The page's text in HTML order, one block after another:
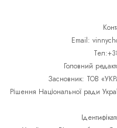
Email:
Головний
Засновник: ТОВ
Рішення Національної ради